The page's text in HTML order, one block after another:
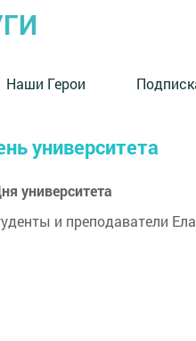
Наши Герои
университета
университета
и преподаватели